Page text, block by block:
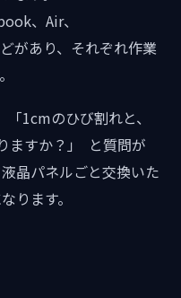
、Air、
があり、それぞれ作業
1cmのひび割れと、
ますか？」 と質問が
晶パネルごと交換いた
ります。